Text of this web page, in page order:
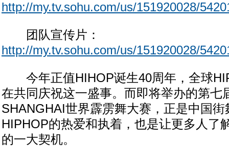
http://my.tv.sohu.com/us/151920028/
团队宣传片：
http://my.tv.sohu.com/us/151920028/
今年正值HIHOP诞生40周年，全球
在共同庆祝这一盛事。而即将举办的第七
SHANGHAI世界霹雳舞大赛，正是中国
HIPHOP的热爱和执着，也是让更多人了
的一大契机。